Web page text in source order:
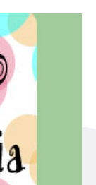
concepita